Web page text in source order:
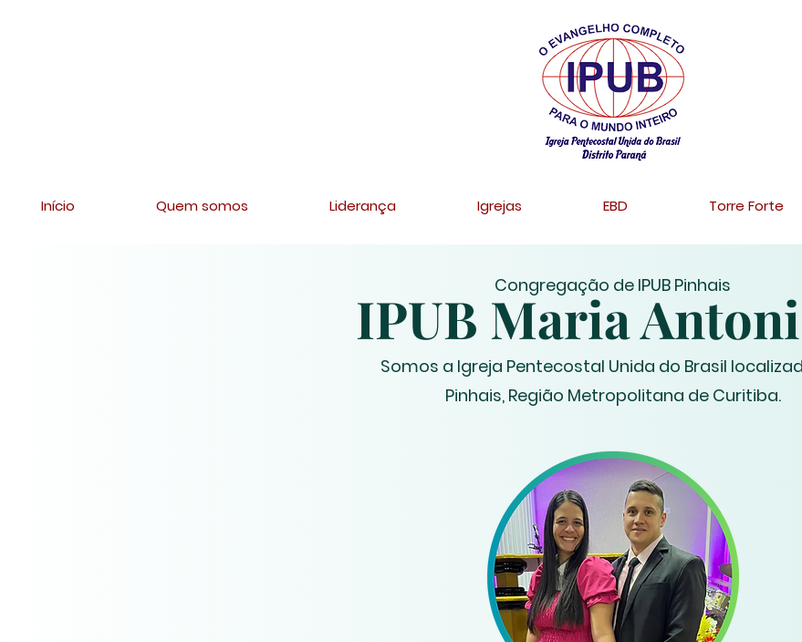
Início Quem somos Liderança Igrejas EBD Torre Forte
IPUB Maria
Congregação de IPUB Pinhais
Somos a Igreja Pentecostal Unida do Brasil
Pinhais, Região Metropolitana de Curitiba.